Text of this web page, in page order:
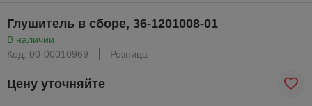
Глушитель в сборе, 36-1201008-01
В наличии
Код: 00-00010969
Розница
Цену уточняйте